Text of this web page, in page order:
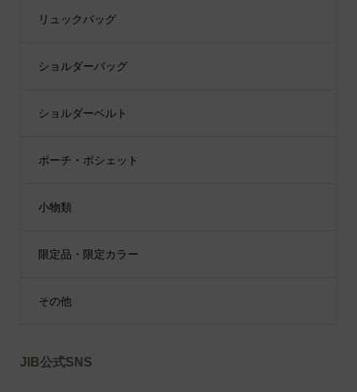
リュックバッグ
ショルダーバッグ
ショルダーベルト
ポーチ・ポシェット
小物類
限定品・限定カラー
その他
JIB公式SNS